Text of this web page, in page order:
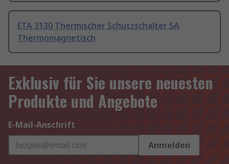
ETA 3130 Thermischer Schutzschalter 5A
Thermomagnetisch
Exklusiv für Sie unsere neuesten
Produkte und Angebote
E-Mail-Anschrift
Anmelden